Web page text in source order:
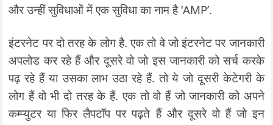
और उन्हीं सुविधाओं में एक सुविधा का नाम है ‘AMP’.
इंटरनेट पर दो तरह के लोग है. एक तो वे जो इंटरनेट पर जानकारी
अपलोड कर रहे हैं और दूसरे वो जो इस जानकारी को सर्च करके
पढ़ रहे हैं या उसका लाभ उठा रहे हैं. तो ये जो दूसरी केटेगरी के
लोग हैं वो भी दो तरह के हैं. एक तो वो हैं जो जानकारी को अपने
कम्प्युटर या फिर लैपटॉप पर पढ़ते हैं और दूसरे वो हैं जो इन